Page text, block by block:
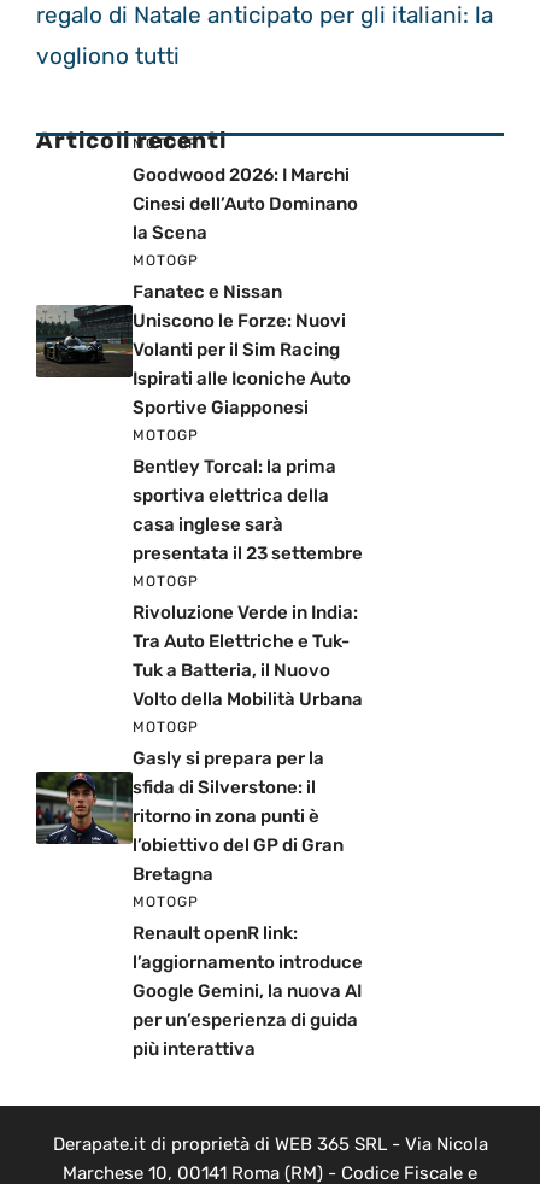
regalo di Natale anticipato per gli italiani: la
vogliono tutti
Articoli recenti
MOTOGP
Goodwood 2026: I Marchi
Cinesi dell’Auto Dominano
la Scena
MOTOGP
Fanatec e Nissan
Uniscono le Forze: Nuovi
Volanti per il Sim Racing
Ispirati alle Iconiche Auto
Sportive Giapponesi
MOTOGP
Bentley Torcal: la prima
sportiva elettrica della
casa inglese sarà
presentata il 23 settembre
MOTOGP
Rivoluzione Verde in India:
Tra Auto Elettriche e Tuk-
Tuk a Batteria, il Nuovo
Volto della Mobilità Urbana
MOTOGP
Gasly si prepara per la
sfida di Silverstone: il
ritorno in zona punti è
l’obiettivo del GP di Gran
Bretagna
MOTOGP
Renault openR link:
l’aggiornamento introduce
Google Gemini, la nuova AI
per un’esperienza di guida
più interattiva
Derapate.it di proprietà di WEB 365 SRL - Via Nicola
Marchese 10, 00141 Roma (RM) - Codice Fiscale e